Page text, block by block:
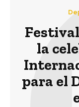
la
para el